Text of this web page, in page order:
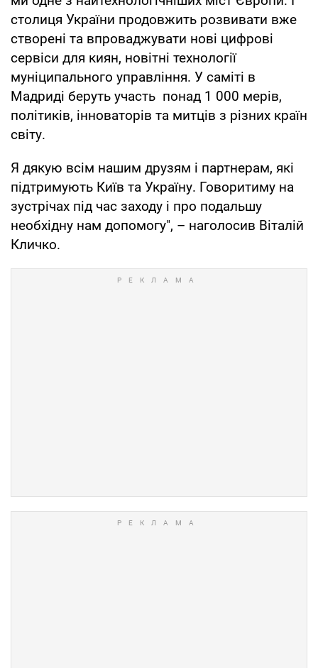
столиця України продовжить розвивати вже
створені та впроваджувати нові цифрові
сервіси для киян, новітні технології
муніципального управління. У саміті в
Мадриді беруть участь понад 1 000 мерів,
політиків, інноваторів та митців з різних країн
світу.
Я дякую всім нашим друзям і партнерам, які
підтримують Київ та Україну. Говоритиму на
зустрічах під час заходу і про подальшу
необхідну нам допомогу", – наголосив Віталій
Кличко.